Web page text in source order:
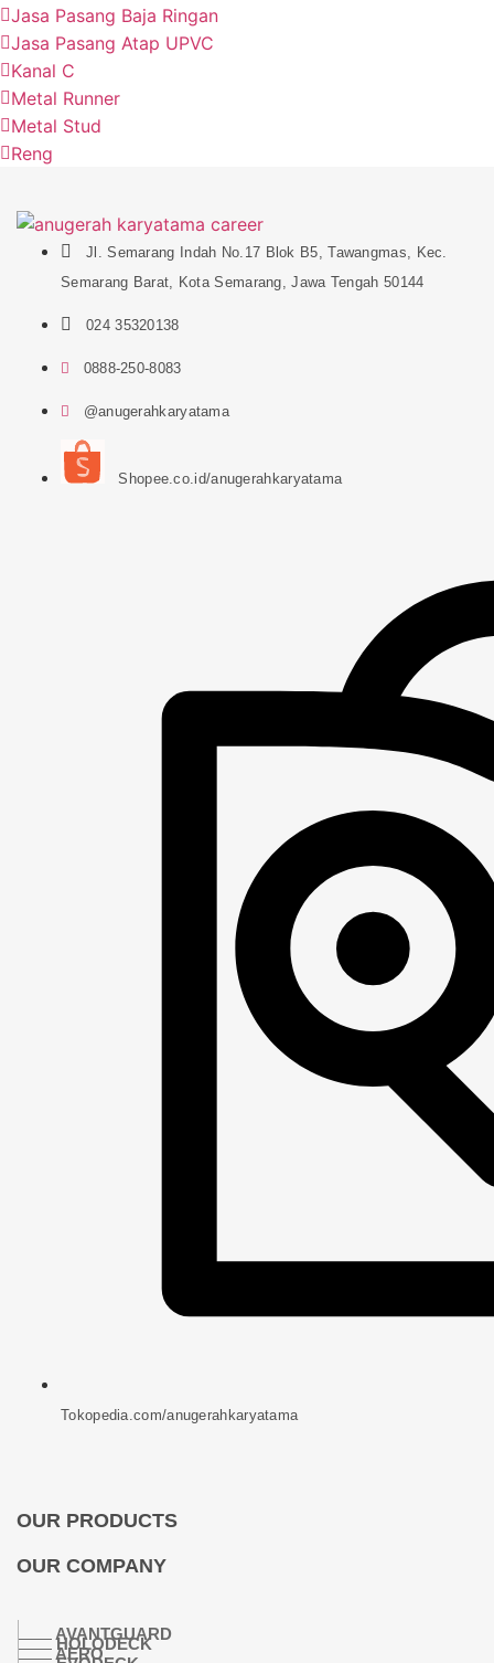
Jasa Pasang Baja Ringan
Jasa Pasang Atap UPVC
Kanal C
Metal Runner
Metal Stud
Reng
Jl. Semarang Indah No.17 Blok B5, Tawangmas, Kec.
Semarang Barat, Kota Semarang, Jawa Tengah 50144
024 35320138
0888-250-8083
@anugerahkaryatama
Shopee.co.id/anugerahkaryatama
Tokopedia.com/anugerahkaryatama
OUR PRODUCTS
OUR COMPANY
AVANTGUARD
HOLODECK
AERO